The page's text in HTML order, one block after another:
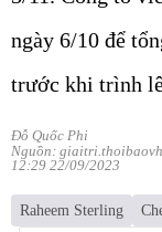
ngày 6/10 để
trước khi trình
Đỗ Quốc Phi
Nguồn:
12:29 22/09/2023
Raheem Sterling